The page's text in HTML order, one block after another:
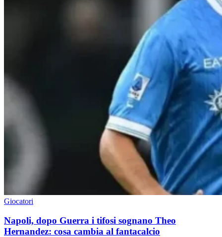
Giocatori
Napoli, dopo Guerra i tifosi sognano Theo
Hernandez: cosa cambia al fantacalcio